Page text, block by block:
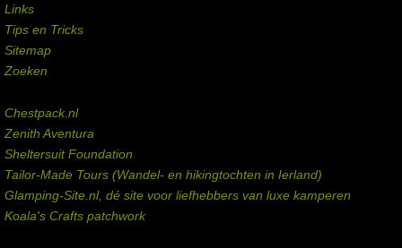
Links
Tips en Tricks
Sitemap
Zoeken
Chestpack.nl
Zenith Aventura
Sheltersuit Foundation
Tailor-Made Tours (Wandel- en hikingtochten in Ierland)
Glamping-Site.nl, dé site voor liefhebbers van luxe kamperen
Koala's Crafts patchwork